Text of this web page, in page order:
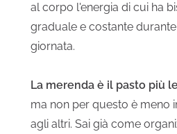
al corpo l'energia di cui ha
graduale e costante durante
giornata.
La merenda è il pasto più
ma non per questo è meno
agli altri. Sai già come